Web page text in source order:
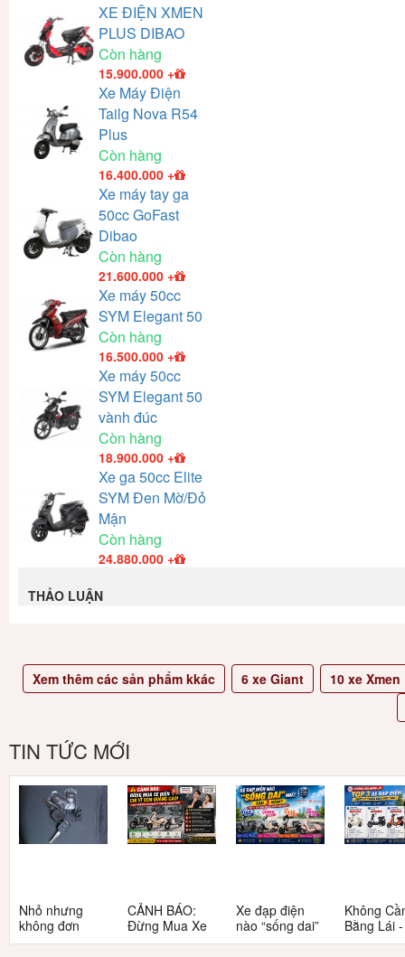
XE ĐIỆN XMEN
PLUS DIBAO
Còn hàng
15.900.000 +
Xe Máy Điện
Tailg Nova R54
Plus
Còn hàng
16.400.000 +
Xe máy tay ga
50cc GoFast
Dibao
Còn hàng
21.600.000 +
Xe máy 50cc
SYM Elegant 50
Còn hàng
16.500.000 +
Xe máy 50cc
SYM Elegant 50
vành đúc
Còn hàng
18.900.000 +
Xe ga 50cc Elite
SYM Đen Mờ/Đỏ
Mận
Còn hàng
24.880.000 +
THẢO LUẬN
Xem thêm các sản phẩm kkác 6xe Giant 10xe Xmen
TIN TỨC MỚI
Nhỏ nhưng
không đơn
giản: Sự thật
CẢNH BÁO:
Đừng Mua Xe
Điện Chỉ Vì
Xe đạp điện
nào “sống dai”
nhất sau 5
Không
Bằng Lái
3 Xe Đạp